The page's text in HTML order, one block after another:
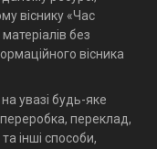
віснику «Час
без
вісника
увазі будь-яке
переклад,
інші способи,